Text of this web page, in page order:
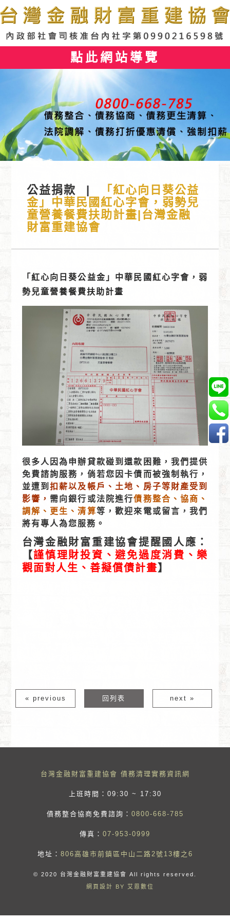
點此網站導覽
公益捐款
「紅心向日葵公益
金」中華民國紅心字會，弱勢兒
童營養餐費扶助計畫|台灣金融
財富重建協會
「紅心向日葵公益金」中華民國紅心字會，弱
勢兒童營養餐費扶助計畫
很多人因為申辦貸款碰到還款困難，我們提供
免費諮詢服務，倘若您因卡債而被強制執行，
並遭到扣薪以及帳戶、土地、房子等財產受到
影響， 需向銀行或法院進行債務整合、協商、
調解、更生、清算等，歡迎來電或留言，我們
將有專人為您服務。
台灣金融財富重建協會提醒國人應：
【謹慎理財投資、避免過度消費、樂
觀面對人生、善擬償債計畫】
« previous 回列表 next »
台灣金融財富重建協會 債務清理實務資訊網
上班時間：09:30 ~ 17:30
債務整合協商免費諮詢： 0800-668-785
傳真： 07-953-0999
地址： 806高雄市前鎮區中山二路2號13樓之6
© 2020 台灣金融財富重建協會 All rights reserved.
網頁設計 BY 艾恩數位